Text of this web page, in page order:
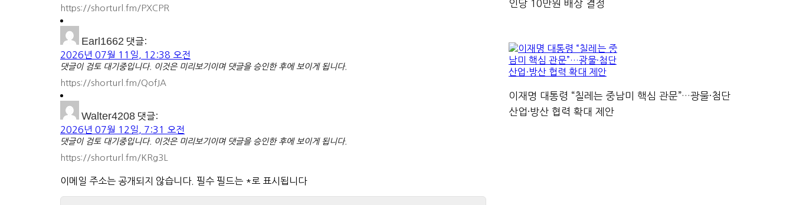
https://shorturl.fm/PXCPR
Earl1662 댓글:
2026년 07월 11일, 12:38 오전
댓글이 검토 대기중입니다. 이것은 미리보기이며 댓글을 승인한 후에 보이게 됩니다.
https://shorturl.fm/QofJA
Walter4208 댓글:
2026년 07월 12일, 7:31 오전
댓글이 검토 대기중입니다. 이것은 미리보기이며 댓글을 승인한 후에 보이게 됩니다.
https://shorturl.fm/KRg3L
이메일 주소는 공개되지 않습니다. 필수 필드는 *로 표시됩니다
인당 10만원 배상 결정
이재명 대통령 “칠레는 중남미 핵심 관문”…광물·첨단
산업·방산 협력 확대 제안